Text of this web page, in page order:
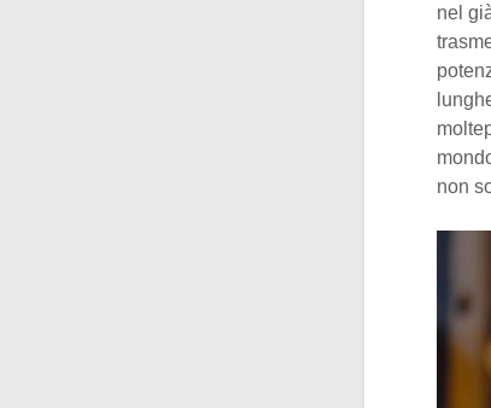
nel
non